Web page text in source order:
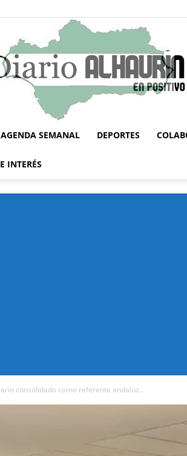
AGENDA SEMANAL DEPORTES
INTERÉS
consolidado como referente andaluz...